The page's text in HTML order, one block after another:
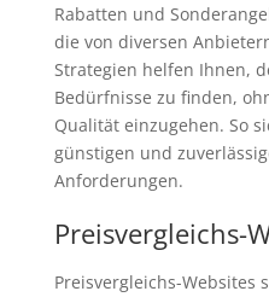
Rabatten und
die von diversen
Strategien helfen Ihnen,
Bedürfnisse zu finden,
Qualität einzugehen. So
günstigen und
Anforderungen.
Preisvergleichs-
Preisvergleichs-Websites